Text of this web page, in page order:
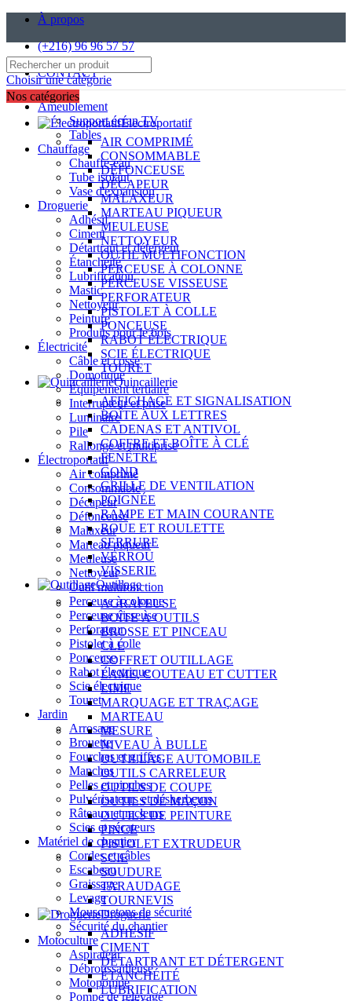
À propos
(+216) 96 96 57 57
CONTACT
Choisir une catégorie
Ameublement
Support écran TV
Tables
Chauffage
Chauffe-eau
Tube isolant
Vase d'expansion
Droguerie
Adhésif
Ciment
Détartrant et détergent
Étanchéité
Lubrification
Mastic
Nettoyeur
Peinture
Produits pour le bois
Électricité
Câble et cosse
Domotique
Équipement tertiaire
Interrupteur et prise
Luminaire
Pile
Rallonge et multiprise
Électroportatif
Air comprimé
Consommable
Décapeur
Défonceuse
Malaxeur
Marteau piqueur
Meuleuse
Nettoyeur
Outil multifonction
Perceuse à colonne
Perceuse visseuse
Perforateur
Pistolet à colle
Ponceuse
Rabot électrique
Scie électrique
Touret
Jardin
Arrosage
Brouette
Fourches et griffes
Manches
Pelles et pioches
Pulvérisateurs et désherbeurs
Râteaux et racleurs
Scies et sécateurs
Matériel de chantier
Cordes et câbles
Escabeau
Graissage
Levage
Mousquetons de sécurité
Sécurité du chantier
Motoculture
Aspirateur
Débroussailleuse
Motopompe
Pompe de relevage
Nos catégories
Électroportatif
AIR COMPRIMÉ
CONSOMMABLE
DÉFONCEUSE
DÉCAPEUR
MALAXEUR
MARTEAU PIQUEUR
MEULEUSE
NETTOYEUR
OUTIL MULTIFONCTION
PERCEUSE À COLONNE
PERCEUSE VISSEUSE
PERFORATEUR
PISTOLET À COLLE
PONCEUSE
RABOT ÉLECTRIQUE
SCIE ÉLECTRIQUE
TOURET
Quincaillerie
AFFICHAGE ET SIGNALISATION
BOÎTE AUX LETTRES
CADENAS ET ANTIVOL
COFFRE ET BOÎTE À CLÉ
FENÊTRE
GOND
GRILLE DE VENTILATION
POIGNÉE
RAMPE ET MAIN COURANTE
ROUE ET ROULETTE
SERRURE
VERROU
VISSERIE
Outillage
AGRAFEUSE
BOÎTE À OUTILS
BROSSE ET PINCEAU
CLÉ
COFFRET OUTILLAGE
LAME, COUTEAU ET CUTTER
LIME
MARQUAGE ET TRAÇAGE
MARTEAU
MESURE
NIVEAU À BULLE
OUTILLAGE AUTOMOBILE
OUTILS CARRELEUR
OUTILS DE COUPE
OUTILS DE MAÇON
OUTILS DE PEINTURE
PINCE
PISTOLET EXTRUDEUR
SCIE
SOUDURE
TARAUDAGE
TOURNEVIS
Droguerie
ADHÉSIF
CIMENT
DÉTARTRANT ET DÉTERGENT
ÉTANCHÉITÉ
LUBRIFICATION